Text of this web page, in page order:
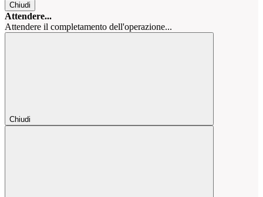
Chiudi
Attendere...
Attendere il completamento dell'operazione...
Chiudi